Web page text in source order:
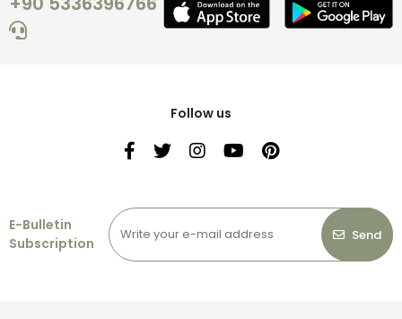
Follow us
E-Bulletin
Subscription
Send